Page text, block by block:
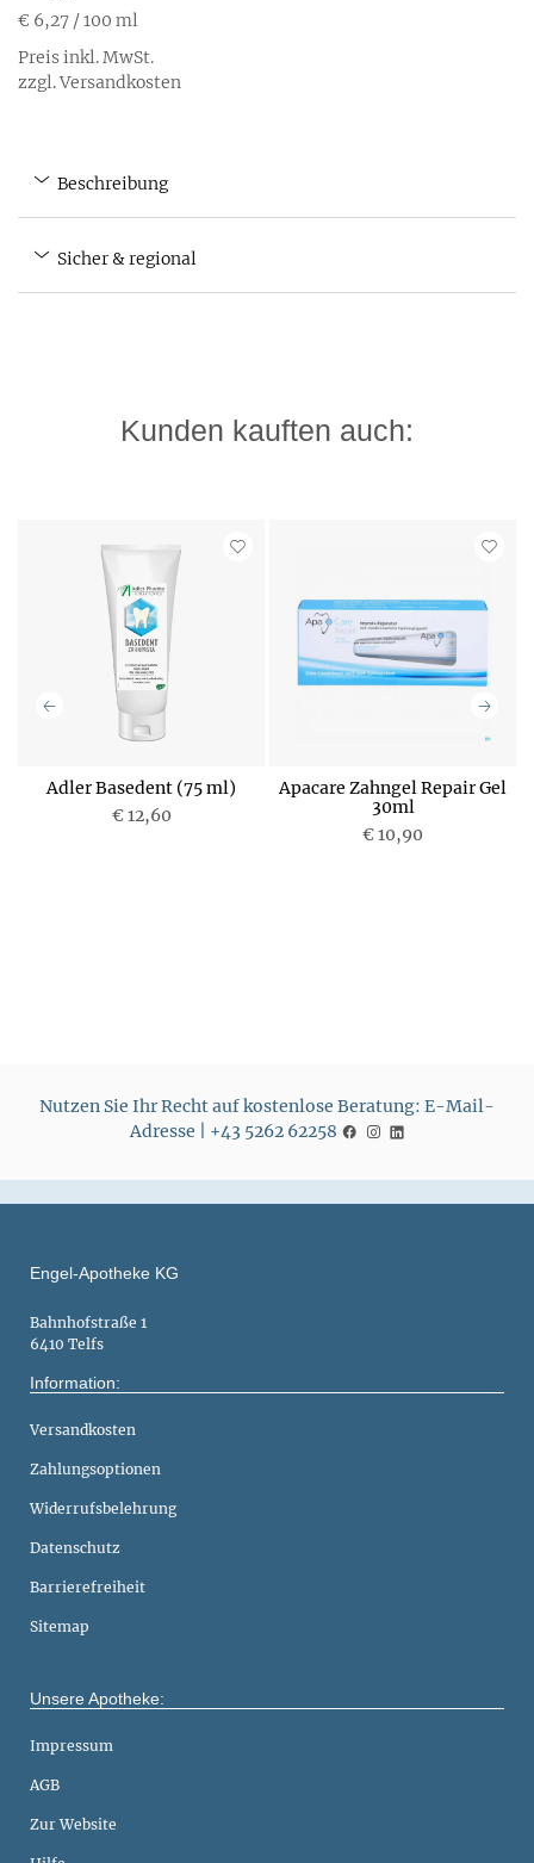
€ 6,27 / 100 ml
Preis inkl. MwSt.
zzgl. Versandkosten
Beschreibung
Sicher & regional
Kunden kauften auch:
Adler Basedent (75 ml)
€ 12,60
Apacare Zahngel Repair Gel
30ml
€ 10,90
Nutzen Sie Ihr Recht auf kostenlose Beratung: E-Mail-
Adresse | +43 5262 62258
Engel-Apotheke KG
Bahnhofstraße 1
6410 Telfs
Information:
Versandkosten
Zahlungsoptionen
Widerrufsbelehrung
Datenschutz
Barrierefreiheit
Sitemap
Unsere Apotheke:
Impressum
AGB
Zur Website